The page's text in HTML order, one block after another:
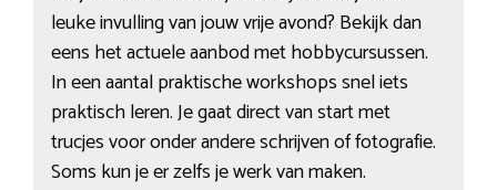
leuke invulling van jouw vrije avond? Bekijk dan
eens het actuele aanbod met hobbycursussen.
In een aantal praktische workshops snel iets
praktisch leren. Je gaat direct van start met
trucjes voor onder andere schrijven of fotografie.
Soms kun je er zelfs je werk van maken.